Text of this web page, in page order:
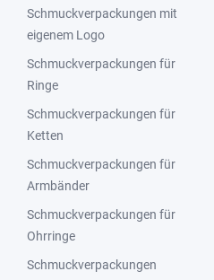
Schmuckverpackungen mit
eigenem Logo
Schmuckverpackungen für
Ringe
Schmuckverpackungen für
Ketten
Schmuckverpackungen für
Armbänder
Schmuckverpackungen für
Ohrringe
Schmuckverpackungen